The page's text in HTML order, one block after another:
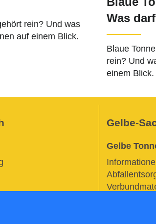
rein? Und was
auf einem Blick.
Was
Blaue
rein? Und
einem Blick.
Gelbe-
Gelbe